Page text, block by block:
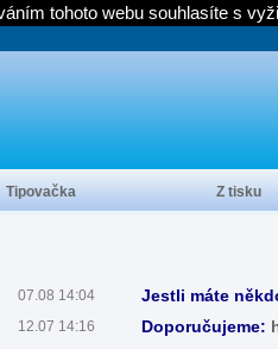
07.08 14:04 Jestli máte
12.07 14:16 Doporučujeme:
Tipovačka Z tisku
tohoto webu souhlasíte s